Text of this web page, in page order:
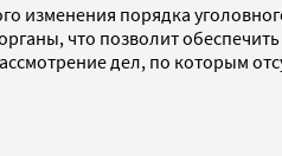
изменения порядка
что позволит
дел, по которым